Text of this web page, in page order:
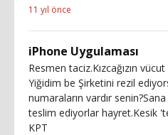
11 yıl önce
iPhone Uygulaması
Resmen taciz.Kızcağızın vücut
Yiğidim be Şirketini rezil
numaraların vardır
teslim ediyorlar hayret.Kesik
KPT